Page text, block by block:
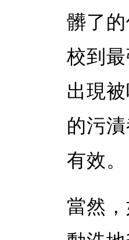
髒了
校到
出現
的污
有效。
當然